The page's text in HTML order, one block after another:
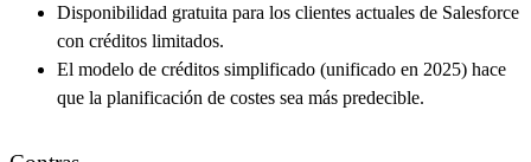
Disponibilidad gratuita para los clientes actuales de Salesforce
con créditos limitados.
El modelo de créditos simplificado (unificado en 2025) hace
que la planificación de costes sea más predecible.